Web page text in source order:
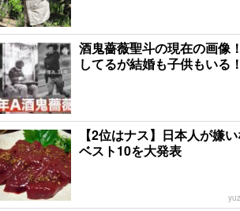
酒鬼薔薇聖斗の現在の画像
してるが結婚も子供もいる！
【2位はナス】日本人が嫌
ベスト10を大発表